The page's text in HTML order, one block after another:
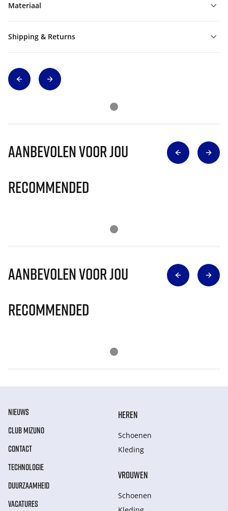
Materiaal
Shipping & Returns
Aanbevolen voor jou
Recommended
Aanbevolen voor jou
Recommended
NIEUWS
CLUB MIZUNO
CONTACT
TECHNOLOGIE
DUURZAAMHEID
VACATURES
HEREN
Schoenen
Kleding
VROUWEN
Schoenen